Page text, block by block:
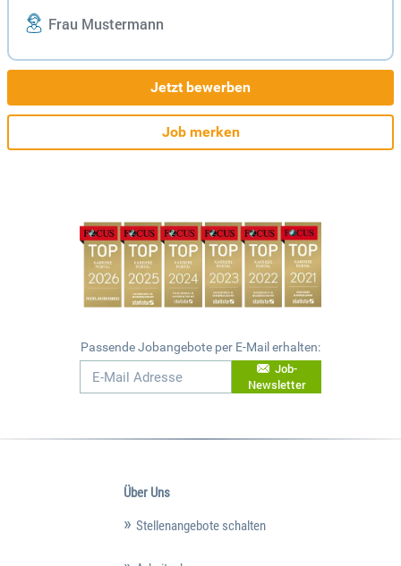
Frau Mustermann
Jetzt bewerben
Job merken
Passende Jobangebote per E-Mail erhalten:
Job-
Newsletter
Über Uns
Stellenangebote schalten